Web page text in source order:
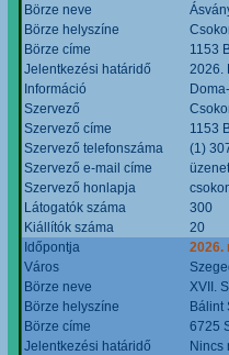
Börze neve
Börze helyszíne
Börze címe
1153
Jelentkezési határidő
2026.
Információ
Szervező
Szervező címe
1153
Szervező telefonszáma
(1)
Szervező e-mail címe
Szervező honlapja
Látogatók száma
300
Kiállítók száma
20
Időpontja
2026.
Város
Börze neve
XVII.
Börze helyszíne
Bálint
Börze címe
6725
Jelentkezési határidő
Nincs